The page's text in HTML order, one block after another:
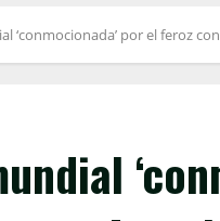
‘conmocionada’ por el feroz